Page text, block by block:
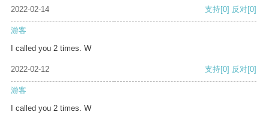
2022-02-14 支持[0] 反对[0]
游客
I called you 2 times. W
2022-02-12 支持[0] 反对[0]
游客
I called you 2 times. W